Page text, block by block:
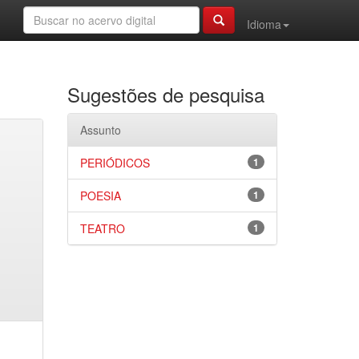
Idioma
Sugestões de pesquisa
Assunto
1
PERIÓDICOS
1
POESIA
1
TEATRO